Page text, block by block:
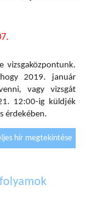
2019. január
vagy vizsgát
12:00-ig küldjék
érdekében.
hír megtekintése